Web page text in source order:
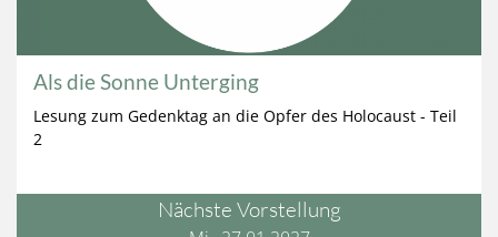
Als die Sonne Unterging
Lesung zum Gedenktag an die Opfer des Holocaust - Teil
2
Nächste Vorstellung